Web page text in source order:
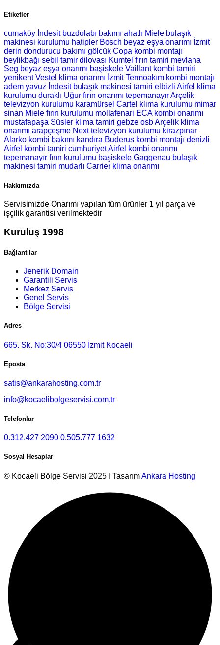
Etiketler
cumaköy İndesit buzdolabı bakımı ahatlı Miele bulaşık
makinesi kurulumu hatipler Bosch beyaz eşya onarımı İzmit
derin dondurucu bakımı gölcük Copa kombi montajı
beylikbağı sebil tamir dilovası Kumtel fırın tamiri mevlana
Seg beyaz eşya onarımı başiskele Vaillant kombi tamiri
yenikent Vestel klima onarımı İzmit Termoakım kombi montajı
adem yavuz İndesit bulaşık makinesi tamiri elbizli Airfel klima
kurulumu duraklı Uğur fırın onarımı tepemanayır Arçelik
televizyon kurulumu karamürsel Cartel klima kurulumu mimar
sinan Miele fırın kurulumu mollafenari ECA kombi onarımı
mustafapaşa Süsler klima tamiri gebze osb Arçelik klima
onarımı arapçeşme Next televizyon kurulumu kirazpınar
Alarko kombi bakımı kandıra Buderus kombi montajı denizli
Airfel kombi tamiri cumhuriyet Airfel kombi onarımı
tepemanayır fırın kurulumu başiskele Gaggenau bulaşık
makinesi tamiri mudarlı Carrier klima onarımı
Hakkımızda
Servisimizde Onarımı yapılan tüm ürünler 1 yıl parça ve
işçilik garantisi verilmektedir
Kuruluş 1998
Bağlantılar
Jenerik Domain
Garantili Servis
Merkez Servis
Genel Servis
Bölge Servisi
Adres
665. Sk. No:30/4 06550 İzmit Kocaeli
Eposta
satis@ankarahosting.com.tr
info@kocaelibolgeservisi.com.tr
Telefonlar
0.312.427 2090 0.505.777 1632
Sosyal Hesaplar
© Kocaeli Bölge Servisi 2025 I TasarımAnkara Hosting